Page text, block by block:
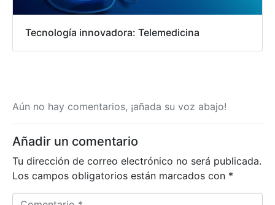
Tecnología innovadora: Telemedicina
Aún no hay comentarios, ¡añada su voz abajo!
Añadir un comentario
Tu dirección de correo electrónico no será publicada.
Los campos obligatorios están marcados con *